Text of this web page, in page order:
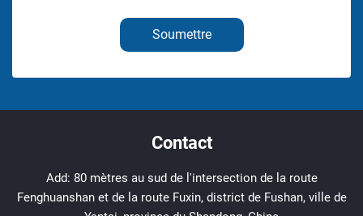
Soumettre
Contact
Add: 80 mètres au sud de l'intersection de la route
Fenghuanshan et de la route Fuxin, district de Fushan, ville de